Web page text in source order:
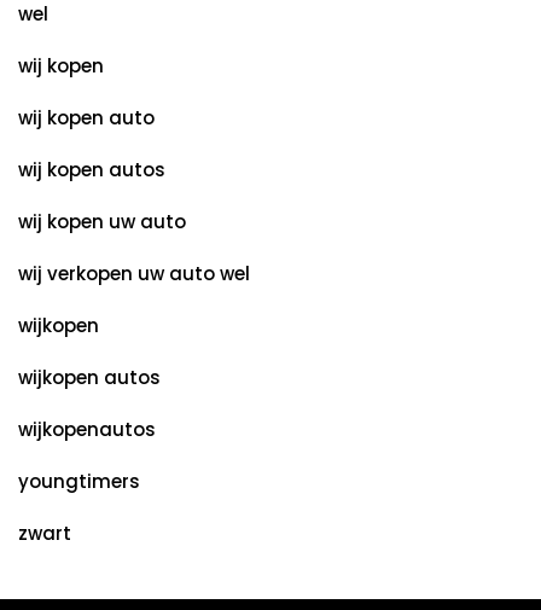
wel
wij kopen
wij kopen auto
wij kopen autos
wij kopen uw auto
wij verkopen uw auto wel
wijkopen
wijkopen autos
wijkopenautos
youngtimers
zwart